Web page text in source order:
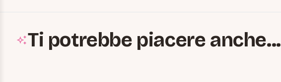
Ti potrebbe piacere anche...